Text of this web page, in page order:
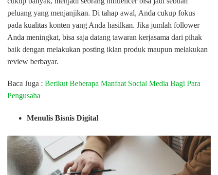
peluang yang menjanjikan. Di tahap awal, Anda cukup fokus
pada kualitas konten yang Anda hasilkan. Jika jumlah follower
Anda meningkat, bisa saja datang tawaran kerjasama dari pihak
baik dengan melakukan posting iklan produk maupun melakukan
review berbayar.
Baca Juga : Berikut Beberapa Manfaat Social Media Bagi Para
Pengusaha
Menulis Bisnis Digital